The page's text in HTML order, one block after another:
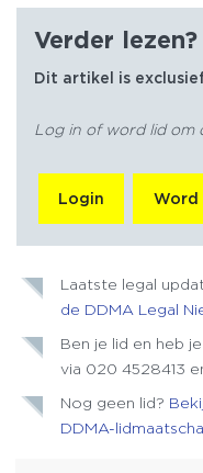
Verder lezen?
Dit artikel is
Log in of word lid om
Login Word
Laatste legal
de DDMA Legal
Ben je lid en heb
via 020 4528413
Nog geen lid?
DDMA-